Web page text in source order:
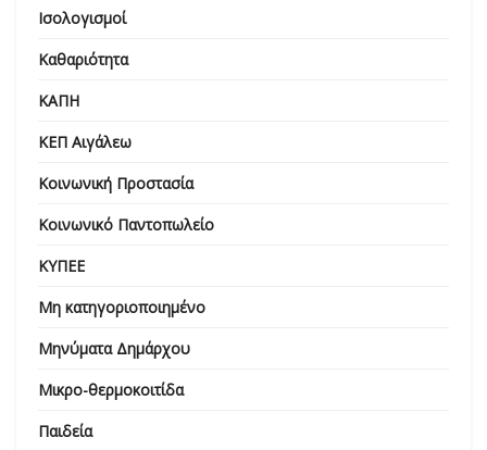
Ισολογισμοί
Καθαριότητα
ΚΑΠΗ
ΚΕΠ Αιγάλεω
Κοινωνική Προστασία
Κοινωνικό Παντοπωλείο
ΚΥΠΕΕ
Μη κατηγοριοποιημένο
Μηνύματα Δημάρχου
Μικρο-θερμοκοιτίδα
Παιδεία